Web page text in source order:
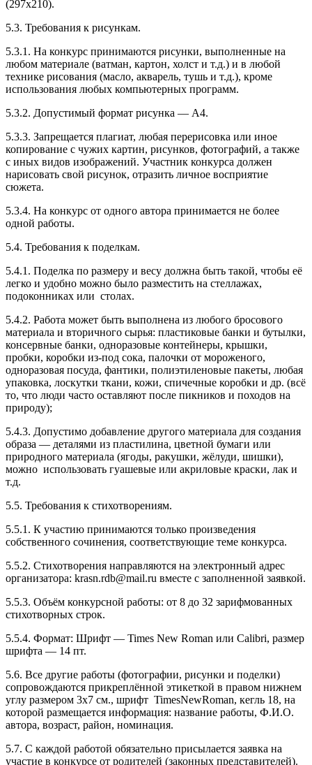
(297х210).
5.3. Требования к рисункам.
5.3.1. На конкурс принимаются рисунки, выполненные на
любом материале (ватман, картон, холст и т.д.) и в любой
технике рисования (масло, акварель, тушь и т.д.), кроме
использования любых компьютерных программ.
5.3.2. Допустимый формат рисунка — А4.
5.3.3. Запрещается плагиат, любая перерисовка или иное
копирование с чужих картин, рисунков, фотографий, а также
с иных видов изображений. Участник конкурса должен
нарисовать свой рисунок, отразить личное восприятие
сюжета.
5.3.4. На конкурс от одного автора принимается не более
одной работы.
5.4. Требования к поделкам.
5.4.1. Поделка по размеру и весу должна быть такой, чтобы её
легко и удобно можно было разместить на стеллажах,
подоконниках или столах.
5.4.2. Работа может быть выполнена из любого бросового
материала и вторичного сырья: пластиковые банки и бутылки,
консервные банки, одноразовые контейнеры, крышки,
пробки, коробки из-под сока, палочки от мороженого,
одноразовая посуда, фантики, полиэтиленовые пакеты, любая
упаковка, лоскутки ткани, кожи, спичечные коробки и др. (всё
то, что люди часто оставляют после пикников и походов на
природу);
5.4.3. Допустимо добавление другого материала для создания
образа — деталями из пластилина, цветной бумаги или
природного материала (ягоды, ракушки, жёлуди, шишки),
можно использовать гуашевые или акриловые краски, лак и
т.д.
5.5. Требования к стихотворениям.
5.5.1. К участию принимаются только произведения
собственного сочинения, соответствующие теме конкурса.
5.5.2. Стихотворения направляются на электронный адрес
организатора: krasn.rdb@mail.ru вместе с заполненной заявкой.
5.5.3. Объём конкурсной работы: от 8 до 32 зарифмованных
стихотворных строк.
5.5.4. Формат: Шрифт — Times New Roman или Calibri, размер
шрифта — 14 пт.
5.6. Все другие работы (фотографии, рисунки и поделки)
сопровождаются прикреплённой этикеткой в правом нижнем
углу размером 3х7 см., шрифт TimesNewRoman, кегль 18, на
которой размещается информация: название работы, Ф.И.О.
автора, возраст, район, номинация.
5.7. С каждой работой обязательно присылается заявка на
участие в конкурсе от родителей (законных представителей).